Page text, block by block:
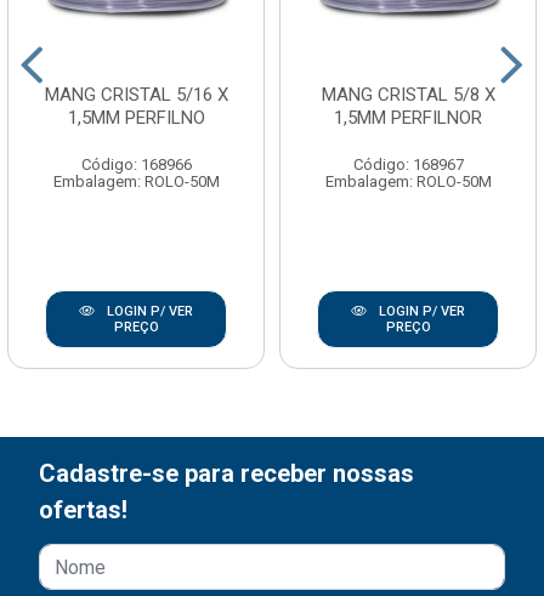
MANG CRISTAL 5/16 X
1,5MM PERFILNO
Código: 168966
Embalagem: ROLO-50M
LOGIN P/ VER
PREÇO
MANG CRISTAL 5/8 X
1,5MM PERFILNOR
Código: 168967
Embalagem: ROLO-50M
LOGIN P/ VER
PREÇO
Cadastre-se para receber nossas
ofertas!